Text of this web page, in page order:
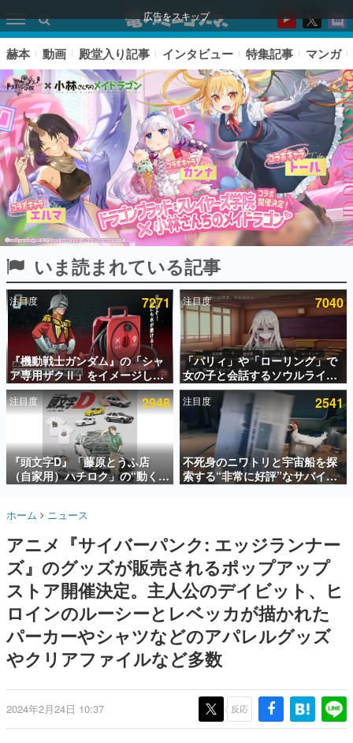
広告をスキップ
ピックアップ
電ファミのいま読まれている記事ランキング
アプリセール情報
インタビュー
連載・特集一覧
殿堂入り記事
SNS拡散数が数千以上！ ページビュー数万以上！ などな
ど。多くの人々に読まれた、電ファミ渾身の“殿堂入り”記
事をまとめました。
名作ゲームクリエイターの方々に製作時のエピソードをお
きます。
赫本
この物語を解いてはいけない。『赫本』は、〈試験問題〉
の形をした短編ホラー小説集です。
新世代に訊く
これからのデジタルゲーム市場を担う若きクリエイター達
の姿を追い、彼らのルーツと情熱を探っていきます。
ゲーム世代の作家たち
ゲームに多大な影響を受けた作家さんに取材し、ゲームが
日本のコンテンツ産業やカルチャーに与えた影響を探る企
画です。
赫本 動画 殿堂入り記事 インタビュー 特集記事 マンガ
いま読まれている記事
注目度 7271
『機動戦士ガンダム』の「シャ
ア専用ザクⅡ」をイメージした
散水ホースリールが予約開始。
本体にはシャアのパーソナルマ
ークやジオン公国軍のエンブレ
ム、型式番号などを配置
注目度 7040
「パリィ」や「ローリング」で
女の子と会話するソウルライク
恋愛ゲーム『小早川さんはソウ
ルライク』無料公開。返事に失
敗すると「YOU DIED」
注目度 2948
『頭文字D』「藤原とうふ店
（自家用）ハチロク」の“動くテ
ィッシュケース”が買えるポップ
ガの舞台である群馬の「イオン
ら8月20日までの期間限定で開
催予定
注目度 2541
不死身のニワトリと宇宙船を探
索する“非常に好評”なサバイバ
ルゲーム『Breathedge』が無
ホーム ニュース
アニメ『サイバーパンク: エッジランナー
ズ』のグッズが販売されるポップアップ
ストア開催決定。主人公のデイビット、ヒ
ロインのルーシーとレベッカが描かれた
パーカーやシャツなどのアパレルグッズ
やクリアファイルなど多数
2024年2月24日 10:37 反応